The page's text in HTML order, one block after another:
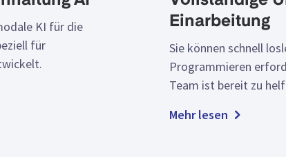
KI für die
für
Einarbeitung
Sie können schnell
Programmieren
Team ist bereit zu
Mehr lesen